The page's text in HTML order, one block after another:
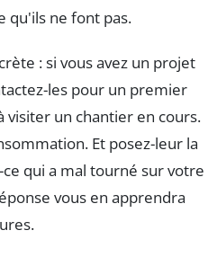
qu'ils ne font pas.
: si vous avez un projet
les pour un premier
visiter un chantier en cours.
Et posez-leur la
qui a mal tourné sur votre
vous en apprendra